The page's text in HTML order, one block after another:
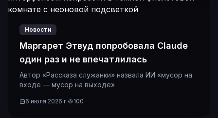
Новости
Маргарет Этвуд попробовала Claude
один раз и не впечатлилась
Автор «Рассказа служанки» назвала ИИ «мусор на
входе — мусор на выходе»
6 июля 2026 г. 100